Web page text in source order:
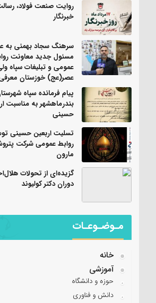
روایت صنعت فولاد،‌
خبرنگار
سرهنگ سجاد بهمئی به
مسئول جدید معاونت
عمومی و تبلیغات سپاه
عصر(عج) خوزستان
پیام فرمانده سپاه
بندرماهشهر به مناسبت
حسینی
تسلیت اربعین حسینی
روابط عمومی شرکت
مارون
گزیده‌ای از تحولات
دوران دکتر کولیوند
مـوضـوعـات
خانه
آموزشی
حوزه و دانشگاه
دانش و فناوری